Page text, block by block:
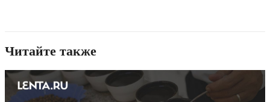
Читайте также